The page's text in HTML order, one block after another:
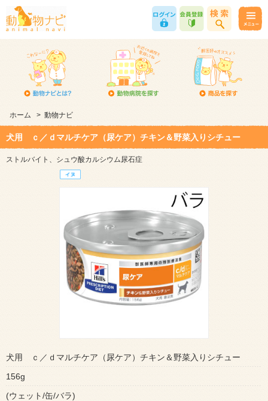
ホーム > 動物ナビ
犬用 ｃ／ｄマルチケア（尿ケア）チキン＆野菜入りシチュー
ストルバイト、シュウ酸カルシウム尿石症
犬用 ｃ／ｄマルチケア（尿ケア）チキン＆野菜入りシチュー
156g
(ウェット/缶/バラ)